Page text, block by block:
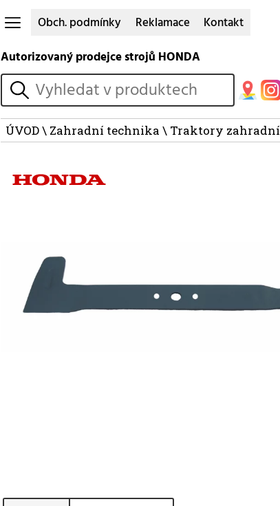
Obch. podmínky Reklamace Kontakt
Autorizovaný prodejce strojů HONDA
vyhledat
ÚVOD\ Zahradní technika \ Traktory zahradní